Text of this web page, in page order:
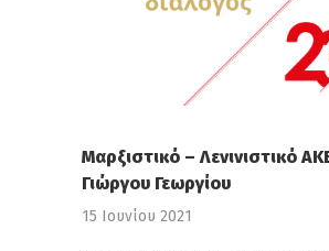
Μαρξιστικό – Λενινιστικό
Γιώργου Γεωργίου
15 Ιουνίου 2021